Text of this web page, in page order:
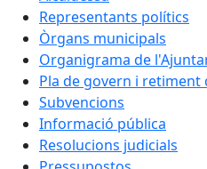
Representants polítics
Òrgans municipals
Organigrama de
Pla de govern i retiment
Subvencions
Informació pública
Resolucions judicials